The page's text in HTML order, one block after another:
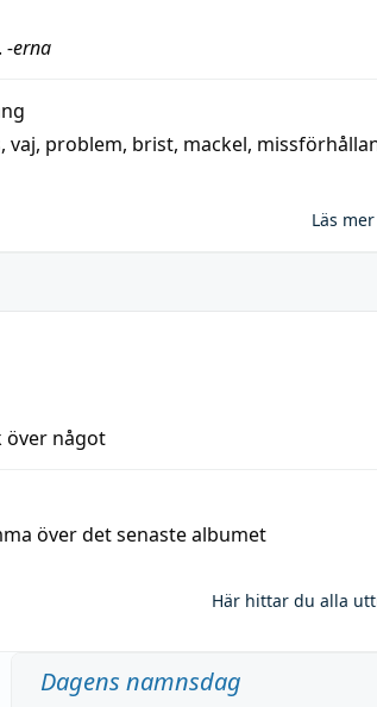
-erna
, vaj, problem, brist, mackel,
Läs
över något
över det senaste albumet
Här hittar du alla
Dagens namnsdag